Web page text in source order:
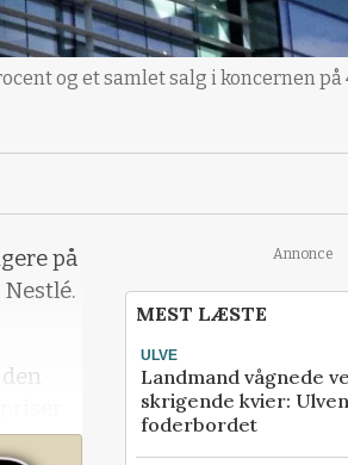
og et samlet salg i koncernen på
på
Annonce
MEST LÆSTE
ULVE
Landmand vågnede
skrigende kvier:
foderbordet